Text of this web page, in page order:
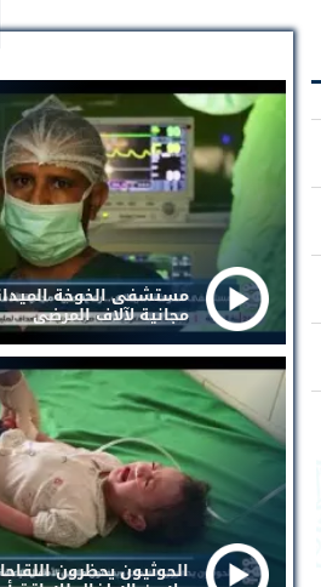
مستشفى الخوخة
مجانية لآلاف المرضى
الحوثيون يحظرون